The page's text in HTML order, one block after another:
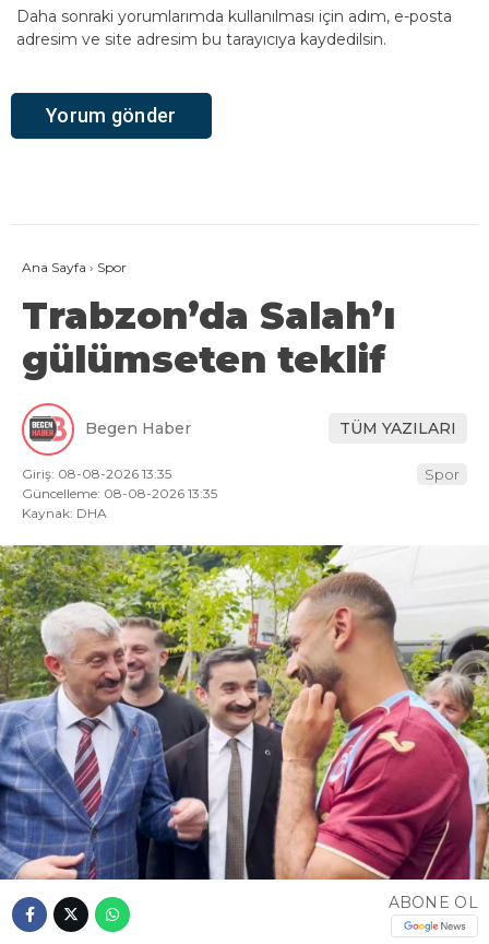
Daha sonraki yorumlarımda kullanılması için adım, e-posta
adresim ve site adresim bu tarayıcıya kaydedilsin.
Ana Sayfa › Spor
Trabzon’da Salah’ı
gülümseten teklif
Begen Haber TÜM YAZILARI
Giriş: 08-08-2026 13:35
Güncelleme: 08-08-2026 13:35
Kaynak: DHA
Spor
ABONE OL